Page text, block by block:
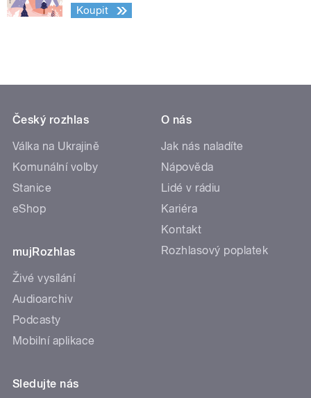
Koupit
Český rozhlas
Válka na Ukrajině
Komunální volby
Stanice
eShop
mujRozhlas
Živé vysílání
Audioarchiv
Podcasty
Mobilní aplikace
O nás
Jak nás naladíte
Nápověda
Lidé v rádiu
Kariéra
Kontakt
Rozhlasový poplatek
Sledujte nás